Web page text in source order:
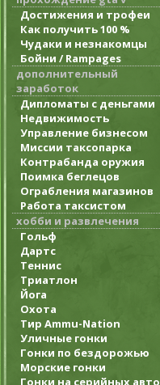
Достижения и трофеи
Как получить 100 %
Чудаки и незнакомцы
Бойни / Rampages
дополнительный
заработок
Дипломаты с деньгами
Недвижимость
Управление бизнесом
Миссии таксопарка
Контрабанда оружия
Поимка беглецов
Ограбления магазинов
Работа таксистом
хобби и развлечения
Гольф
Дартс
Теннис
Триатлон
Йога
Охота
Тир Ammu-Nation
Уличные гонки
Гонки по бездорожью
Морские гонки
Гонки на серийных авто